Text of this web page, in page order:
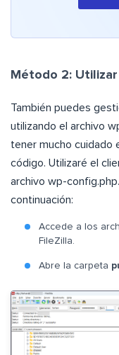
Método 2:
También puedes
utilizando el archivo
tener mucho cuidado
código. Utilizaré el
archivo wp-
continuación:
Accede a los
FileZilla.
Abre la carpeta